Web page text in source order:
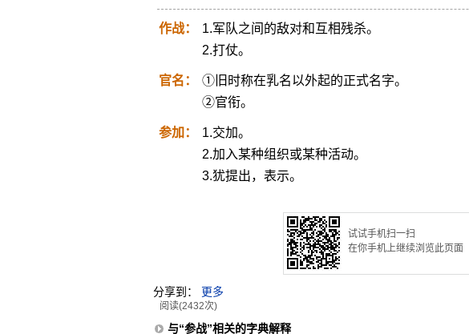
作战：
1.军队之间的敌对和互相残杀。
2.打仗。
官名：
①旧时称在乳名以外起的正式名字。
②官衔。
参加：
1.交加。
2.加入某种组织或某种活动。
3.犹提出，表示。
试试手机扫一扫
在你手机上继续浏览此页面
分享到： 更多
阅读(2432次)
与“参战”相关的字典解释